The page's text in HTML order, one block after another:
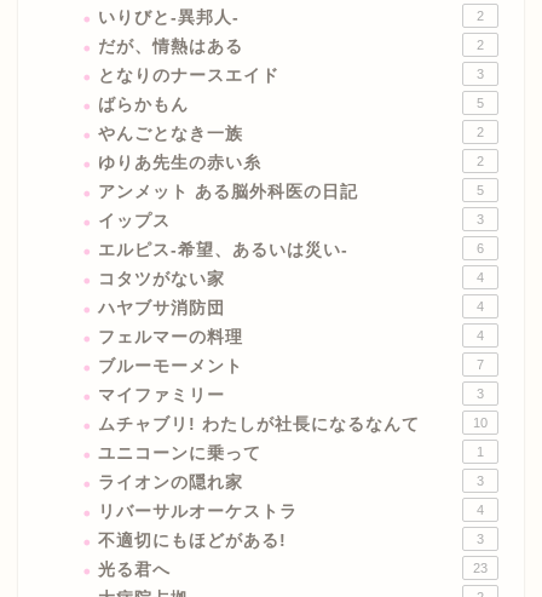
いりびと-異邦人- 2
だが、情熱はある 2
となりのナースエイド 3
ばらかもん 5
やんごとなき一族 2
ゆりあ先生の赤い糸 2
アンメット ある脳外科医の日記 5
イップス 3
エルピス-希望、あるいは災い- 6
コタツがない家 4
ハヤブサ消防団 4
フェルマーの料理 4
ブルーモーメント 7
マイファミリー 3
ムチャブリ! わたしが社長になるなんて 10
ユニコーンに乗って 1
ライオンの隠れ家 3
リバーサルオーケストラ 4
不適切にもほどがある! 3
光る君へ 23